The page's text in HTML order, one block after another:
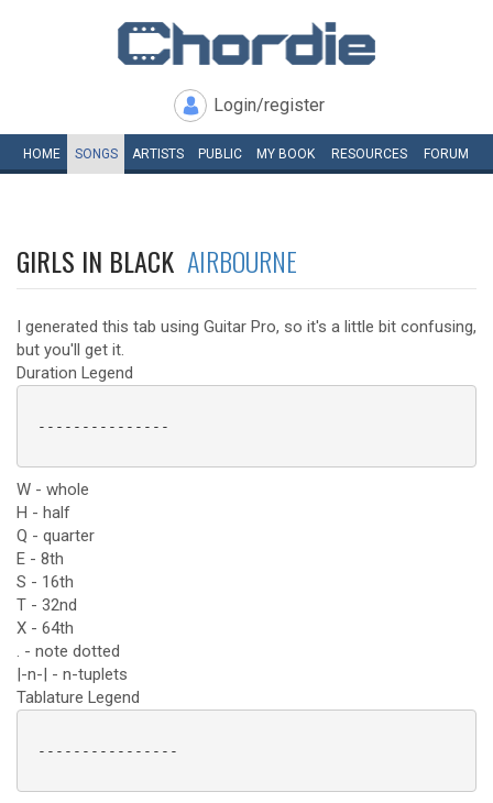
Login/register
HOME SONGS ARTISTS PUBLIC MY BOOK RESOURCES FORUM
GIRLS IN BLACK AIRBOURNE
I generated this tab using Guitar Pro, so it's a little bit confusing,
but you'll get it.
Duration Legend
---------------
W - whole
H - half
Q - quarter
E - 8th
S - 16th
T - 32nd
X - 64th
. - note dotted
|-n-| - n-tuplets
Tablature Legend
----------------